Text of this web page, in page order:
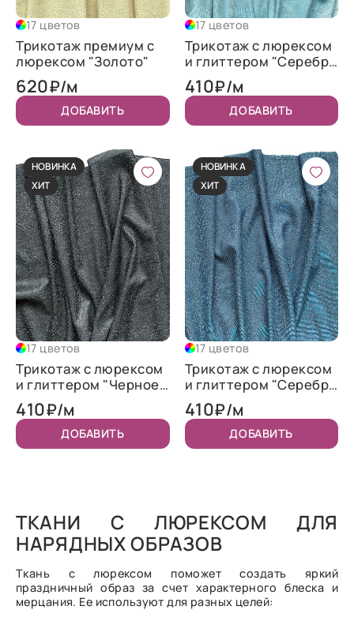
17 цветов
Трикотаж премиум с
люрексом "Золото"
620₽/м
ДОБАВИТЬ
17 цветов
Трикотаж c люрексом
и глиттером "Серебро
с голубым"
410₽/м
ДОБАВИТЬ
НОВИНКА
ХИТ
17 цветов
Трикотаж c люрексом
и глиттером "Черное
серебро"
410₽/м
ДОБАВИТЬ
НОВИНКА
ХИТ
17 цветов
Трикотаж c люрексом
и глиттером "Серебро
с бирюзой"
410₽/м
ДОБАВИТЬ
ТКАНИ С ЛЮРЕКСОМ ДЛЯ
НАРЯДНЫХ ОБРАЗОВ
Ткань с люрексом поможет создать яркий
праздничный образ за счет характерного блеска и
мерцания. Ее используют для разных целей: